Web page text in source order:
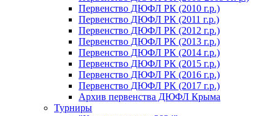
Первенство ДЮФЛ РК (2010 г.р.)
Первенство ДЮФЛ РК (2011 г.р.)
Первенство ДЮФЛ РК (2012 г.р.)
Первенство ДЮФЛ РК (2013 г.р.)
Первенство ДЮФЛ РК (2014 г.р.)
Первенство ДЮФЛ РК (2015 г.р.)
Первенство ДЮФЛ РК (2016 г.р.)
Первенство ДЮФЛ РК (2017 г.р.)
Архив первенства ДЮФЛ Крыма
Турниры